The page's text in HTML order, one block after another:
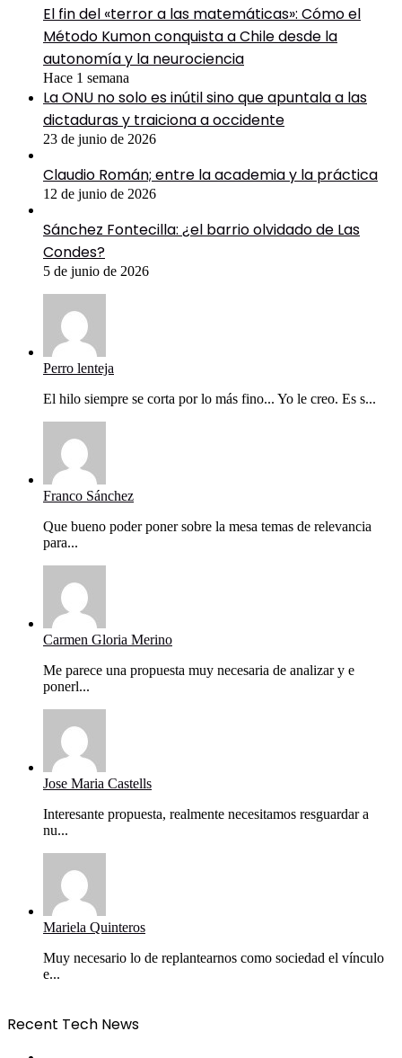
El fin del «terror a las matemáticas»: Cómo el
Método Kumon conquista a Chile desde la
autonomía y la neurociencia
Hace 1 semana
La ONU no solo es inútil sino que apuntala a las
dictaduras y traiciona a occidente
23 de junio de 2026
Claudio Román; entre la academia y la práctica
12 de junio de 2026
Sánchez Fontecilla: ¿el barrio olvidado de Las
Condes?
5 de junio de 2026
Perro lenteja
El hilo siempre se corta por lo más fino... Yo le creo. Es s...
Franco Sánchez
Que bueno poder poner sobre la mesa temas de relevancia
para...
Carmen Gloria Merino
Me parece una propuesta muy necesaria de analizar y e
ponerl...
Jose Maria Castells
Interesante propuesta, realmente necesitamos resguardar a
nu...
Mariela Quinteros
Muy necesario lo de replantearnos como sociedad el vínculo
e...
Recent Tech News